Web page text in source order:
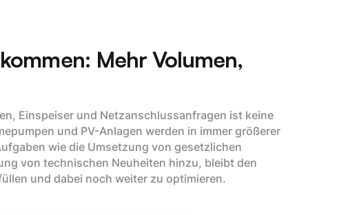
Mehr Volumen,
Einspeiser und Netzanschlussanfragen ist keine
und PV-Anlagen werden in immer größerer
wie die Umsetzung von gesetzlichen
von technischen Neuheiten hinzu, bleibt den
und dabei noch weiter zu optimieren.